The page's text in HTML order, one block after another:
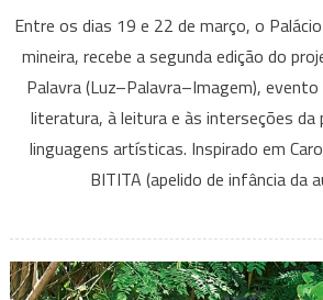
Festa
da
Palavra
realiza
edição
(Luz–
Entre os dias 19 e 22 de março, o
mineira, recebe a segunda edição do
Palavra (Luz–Palavra–Imagem),
literatura, à leitura e às interseções da
linguagens artísticas. Inspirado em
BITITA (apelido de infância da